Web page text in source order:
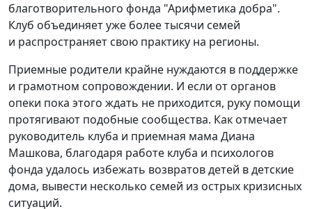
благотворительного фонда "Арифметика добра".
Клуб объединяет уже более тысячи семей
и распространяет свою практику на регионы.
Приемные родители крайне нуждаются в поддержке
и грамотном сопровождении. И если от органов
опеки пока этого ждать не приходится, руку помощи
протягивают подобные сообщества. Как отмечает
руководитель клуба и приемная мама Диана
Машкова, благодаря работе клуба и психологов
фонда удалось избежать возвратов детей в детские
дома, вывести несколько семей из острых кризисных
ситуаций.